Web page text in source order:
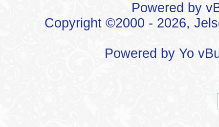
Powered by
Copyright ©2000 - 2026,
Powered by Yo